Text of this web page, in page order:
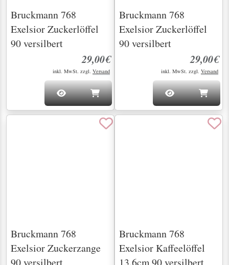
Seit über 20 Jahren für Sie da – Entdecken
Sie Silber und Besteck mit Geschichte
Bei uns finden Sie nicht nur altes Silber und
Besteck, sondern echte Schätze mit Seele. Jedes
herzlich willkommen! Lassen Sie sich persönlich
von uns beraten, um genau das Stück zu finden, das